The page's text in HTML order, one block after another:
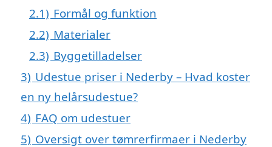
2.1) Formål og funktion
2.2) Materialer
2.3) Byggetilladelser
3) Udestue priser i Nederby – Hvad koster
en ny helårsudestue?
4) FAQ om udestuer
5) Oversigt over tømrerfirmaer i Nederby